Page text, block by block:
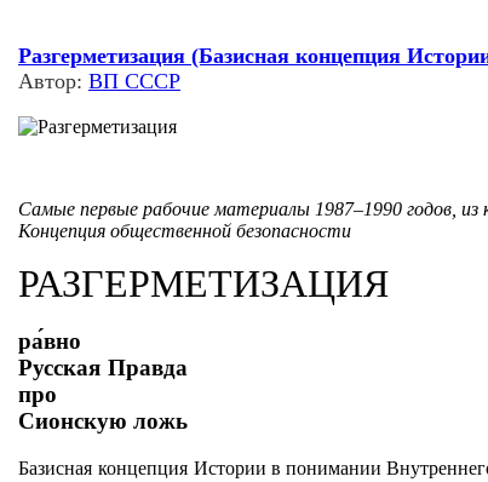
Разгерметизация (Базисная концепция
Автор: ВП СССР
Самые первые рабочие материалы 1987–1990 годов,
Концепция общественной безопасности
РАЗГЕРМЕТИЗАЦИЯ
ра́вно
Русская Правда
про
Сионскую ложь
Базисная концепция Истории в понимании